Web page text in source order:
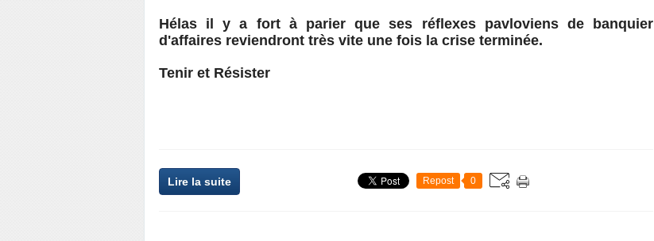
Hélas il y a fort à parier que ses réflexes pavloviens de banquier
d'affaires reviendront très vite une fois la crise terminée.
Tenir et Résister
Lire la suite Repost 0